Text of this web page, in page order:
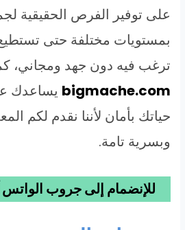
على توفير الفرص الحقيقية
بمستويات مختلفة حتى
ترغب فيه دون جهد ومجاني،
bigmache.com يساعدك
حياتك بأمان لأننا نقدم لكم
وبسرية تامة.
للإنضمام إلى جروب